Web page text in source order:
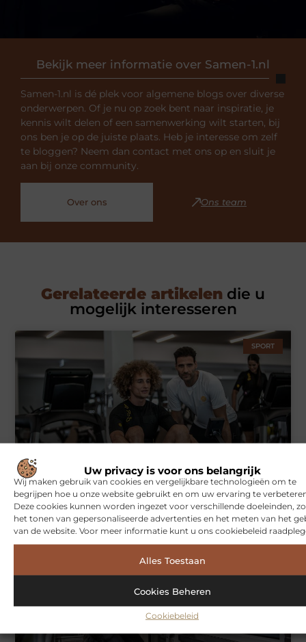
Uw privacy is voor ons belangrijk
Wij maken gebruik van cookies en vergelijkbare technologieën om te
begrijpen hoe u onze website gebruikt en om uw ervaring te
Deze cookies kunnen worden ingezet voor verschillende doeleinden,
het tonen van gepersonaliseerde advertenties en het meten van het
van de website. Voor meer informatie kunt u ons cookiebeleid
Alles Toestaan
Cookies Beheren
Cookiebeleid
Bekijk meer informatie over Samen-1.nl
Samen-1.nl is dé plek voor algemene blogs over diverse
onderwerpen. Of je nu op zoek bent naar inspiratie, je
kennis wilt delen of een samenwerking wilt starten, bij
ons ben je op de juiste plaats. Heb je interesse om zelf
te bloggen? Neem dan contact met ons op en sluit je
aan bij onze community.
Over ons Ons team
Gerelateerde artikelen die u
mogelijk interesseren
SPORT
Symbiont360: Innovatieve EMS-training in Utrecht voor een
effectieve workout
WONINGEN